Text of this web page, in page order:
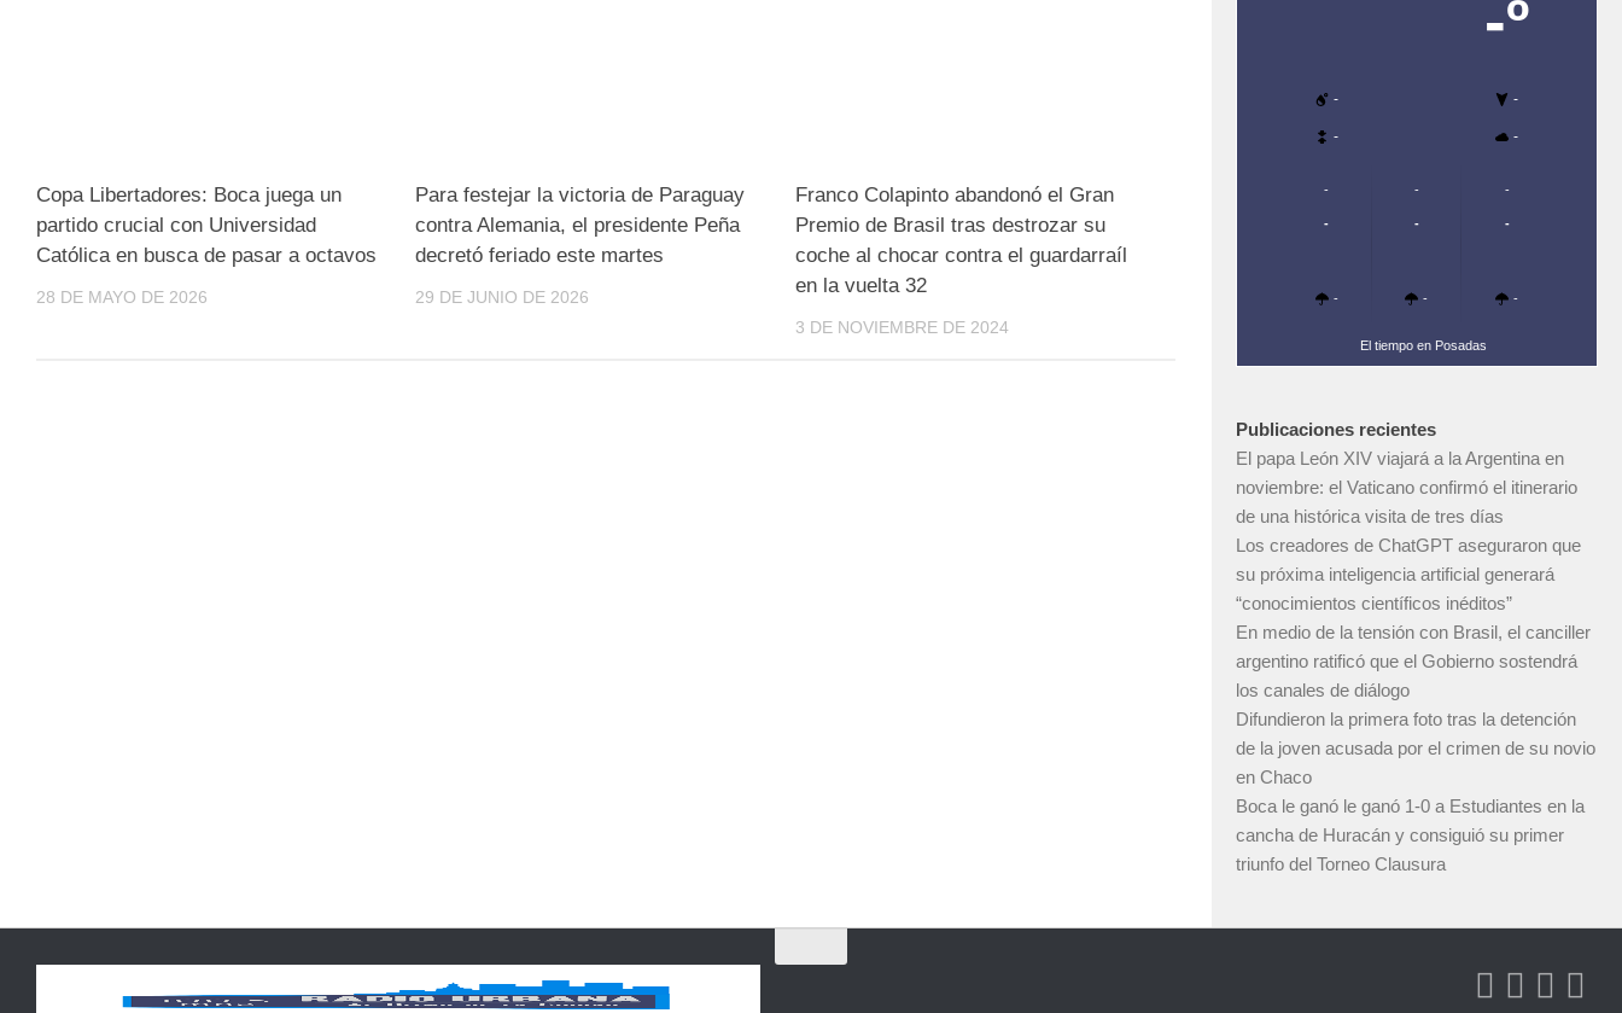
Copa Libertadores: Boca juega un
partido crucial con Universidad
Católica en busca de pasar a octavos
28 DE MAYO DE 2026
Para festejar la victoria de Paraguay
contra Alemania, el presidente Peña
decretó feriado este martes
29 DE JUNIO DE 2026
Franco Colapinto abandonó el Gran
Premio de Brasil tras destrozar su
coche al chocar contra el guardarraíl
en la vuelta 32
3 DE NOVIEMBRE DE 2024
-º
- -
- -
-
-
-
-
-
-
-
-
-
El tiempo en Posadas
Publicaciones recientes
El papa León XIV viajará a la Argentina en
noviembre: el Vaticano confirmó el itinerario
de una histórica visita de tres días
Los creadores de ChatGPT aseguraron que
su próxima inteligencia artificial generará
“conocimientos científicos inéditos”
En medio de la tensión con Brasil, el canciller
argentino ratificó que el Gobierno sostendrá
los canales de diálogo
Difundieron la primera foto tras la detención
de la joven acusada por el crimen de su novio
en Chaco
Boca le ganó le ganó 1-0 a Estudiantes en la
cancha de Huracán y consiguió su primer
triunfo del Torneo Clausura